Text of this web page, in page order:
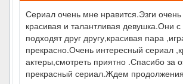
Сериал очень мне нравится.Эзги
красивая и талантливая девушка.Они
подходят друг другу,красивая пара
прекрасно.Очень интересный сериал
актеры,смотреть приятно .Спасибо за
прекрасный сериал.Ждем